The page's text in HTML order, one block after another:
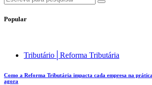
Popular
Tributário│Reforma Tributária
Como a Reforma Tributária impacta cada empresa na
agora